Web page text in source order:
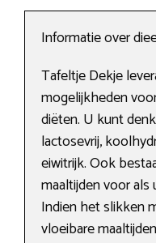
Informatie over
Tafeltje Dekje
mogelijkheden
diëten. U kunt
lactosevrij,
eiwitrijk. Ook
maaltijden voor
Indien het slikken
vloeibare